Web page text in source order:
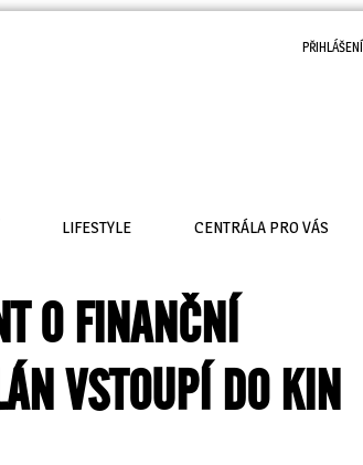
O FINANČNÍ
VSTOUPÍ DO KIN
PŘIHLÁŠENÍ
LIFESTYLE CENTRÁLA PRO VÁS